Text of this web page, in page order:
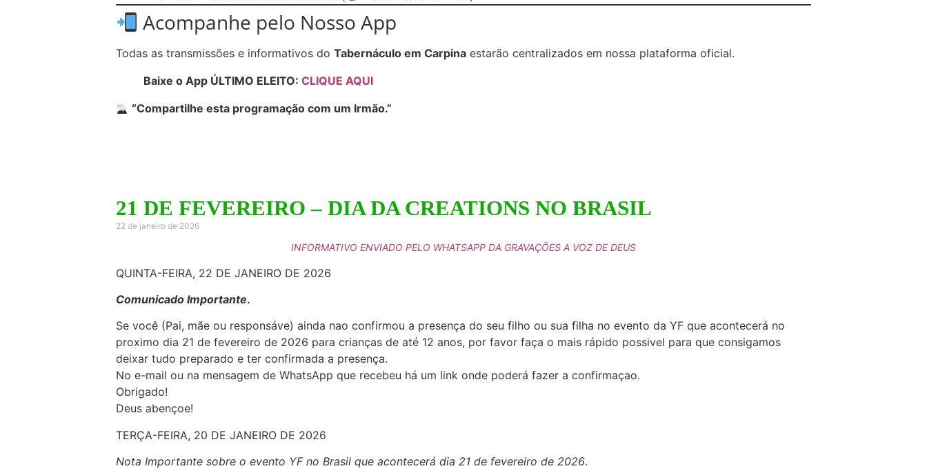
Acompanhe pelo Nosso App
Todas as transmissões e informativos do Tabernáculo em Carpina estarão centralizados em nossa plataforma oficial.
Baixe o App ÚLTIMO ELEITO: CLIQUE AQUI
“Compartilhe esta programação com um Irmão.”
21 DE FEVEREIRO – DIA DA CREATIONS NO BRASIL
22 de janeiro de 2026
INFORMATIVO ENVIADO PELO WHATSAPP DA GRAVAÇÕES A VOZ DE DEUS
QUINTA-FEIRA, 22 DE JANEIRO DE 2026
Comunicado Importante.
Se você (Pai, mãe ou responsáve) ainda nao confirmou a presença do seu filho ou sua filha no evento da YF que acontecerá no
proximo dia 21 de fevereiro de 2026 para crianças de até 12 anos, por favor faça o mais rápido possivel para que consigamos
deixar tudo preparado e ter confirmada a presença.
No e-mail ou na mensagem de WhatsApp que recebeu há um link onde poderá fazer a confirmaçao.
Obrigado!
Deus abençoe!
TERÇA-FEIRA, 20 DE JANEIRO DE 2026
Nota Importante sobre o evento YF no Brasil que acontecerá dia 21 de fevereiro de 2026.